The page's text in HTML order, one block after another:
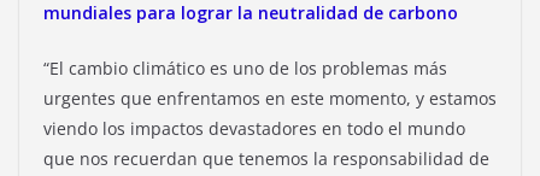
mundiales para lograr la neutralidad de carbono
“El cambio climático es uno de los problemas más
urgentes que enfrentamos en este momento, y estamos
viendo los impactos devastadores en todo el mundo
que nos recuerdan que tenemos la responsabilidad de